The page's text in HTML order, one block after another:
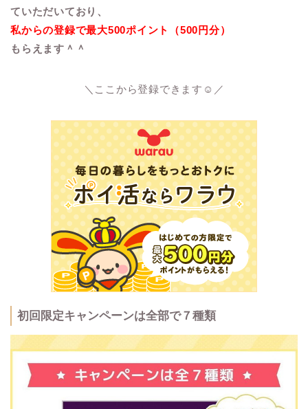
ていただいており、
私からの登録で最大500ポイント（500円分）
もらえます＾＾
＼ここから登録できます☺︎／
初回限定キャンペーンは全部で７種類